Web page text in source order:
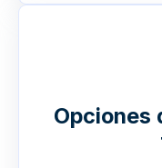
Opciones